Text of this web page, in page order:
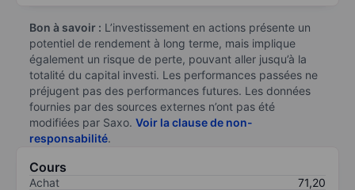
Bon à savoir : L’investissement en actions présente un
potentiel de rendement à long terme, mais implique
également un risque de perte, pouvant aller jusqu’à la
totalité du capital investi. Les performances passées ne
préjugent pas des performances futures. Les données
fournies par des sources externes n’ont pas été
modifiées par Saxo. Voir la clause de non-
responsabilité.
Cours
Achat
71,20